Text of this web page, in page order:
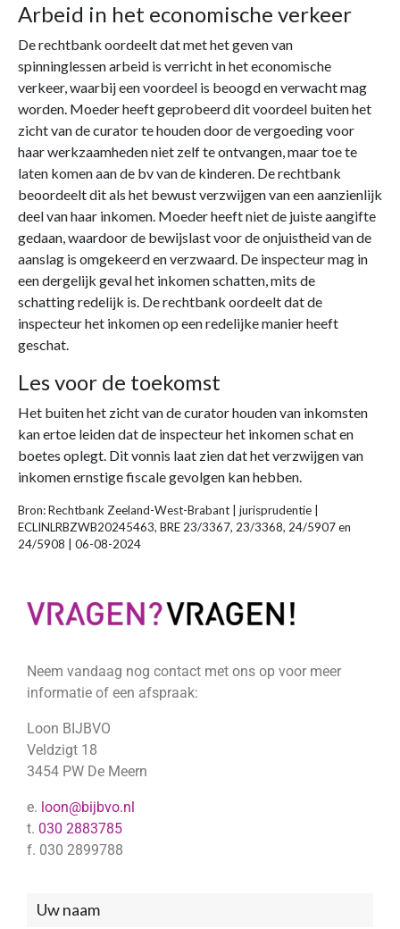
Arbeid in het economische verkeer
De rechtbank oordeelt dat met het geven van
spinninglessen arbeid is verricht in het economische
verkeer, waarbij een voordeel is beoogd en verwacht mag
worden. Moeder heeft geprobeerd dit voordeel buiten het
zicht van de curator te houden door de vergoeding voor
haar werkzaamheden niet zelf te ontvangen, maar toe te
laten komen aan de bv van de kinderen. De rechtbank
beoordeelt dit als het bewust verzwijgen van een aanzienlijk
deel van haar inkomen. Moeder heeft niet de juiste aangifte
gedaan, waardoor de bewijslast voor de onjuistheid van de
aanslag is omgekeerd en verzwaard. De inspecteur mag in
een dergelijk geval het inkomen schatten, mits de
schatting redelijk is. De rechtbank oordeelt dat de
inspecteur het inkomen op een redelijke manier heeft
geschat.
Les voor de toekomst
Het buiten het zicht van de curator houden van inkomsten
kan ertoe leiden dat de inspecteur het inkomen schat en
boetes oplegt. Dit vonnis laat zien dat het verzwijgen van
inkomen ernstige fiscale gevolgen kan hebben.
Bron: Rechtbank Zeeland-West-Brabant | jurisprudentie |
ECLINLRBZWB20245463, BRE 23/3367, 23/3368, 24/5907 en
24/5908 | 06-08-2024
Neem vandaag nog contact met ons op voor meer
informatie of een afspraak:
Loon BIJBVO
Veldzigt 18
3454 PW De Meern
e. loon@bijbvo.nl
t. 030 2883785
f. 030 2899788
Neem